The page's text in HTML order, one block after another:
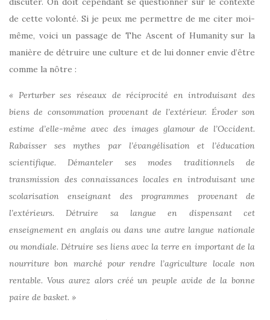
de cette volonté. Si je peux me permettre de me citer moi-
même, voici un passage de The Ascent of Humanity sur la
manière de détruire une culture et de lui donner envie d’être
comme la nôtre :
« Perturber ses réseaux de réciprocité en introduisant des
biens de consommation provenant de l’extérieur. Éroder son
estime d’elle-même avec des images glamour de l’Occident.
Rabaisser ses mythes par l’évangélisation et l’éducation
scientifique. Démanteler ses modes traditionnels de
transmission des connaissances locales en introduisant une
scolarisation enseignant des programmes provenant de
l’extérieurs. Détruire sa langue en dispensant cet
enseignement en anglais ou dans une autre langue nationale
ou mondiale. Détruire ses liens avec la terre en important de la
nourriture bon marché pour rendre l’agriculture locale non
rentable. Vous aurez alors créé un peuple avide de la bonne
paire de basket. »